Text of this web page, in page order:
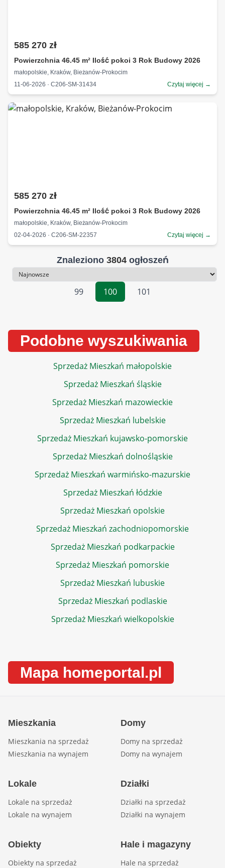
585 270 zł
Powierzchnia 46.45 m² Ilość pokoi 3 Rok Budowy 2026
małopolskie, Kraków, Bieżanów-Prokocim
11-06-2026 · C206-SM-31434
Czytaj więcej →
585 270 zł
Powierzchnia 46.45 m² Ilość pokoi 3 Rok Budowy 2026
małopolskie, Kraków, Bieżanów-Prokocim
02-04-2026 · C206-SM-22357
Czytaj więcej →
Znaleziono 3804ogłoszeń
Sortowanie
99
100 101
Podobne wyszukiwania
Sprzedaż Mieszkań małopolskie
Sprzedaż Mieszkań śląskie
Sprzedaż Mieszkań mazowieckie
Sprzedaż Mieszkań lubelskie
Sprzedaż Mieszkań kujawsko-pomorskie
Sprzedaż Mieszkań dolnośląskie
Sprzedaż Mieszkań warmińsko-mazurskie
Sprzedaż Mieszkań łódzkie
Sprzedaż Mieszkań opolskie
Sprzedaż Mieszkań zachodniopomorskie
Sprzedaż Mieszkań podkarpackie
Sprzedaż Mieszkań pomorskie
Sprzedaż Mieszkań lubuskie
Sprzedaż Mieszkań podlaskie
Sprzedaż Mieszkań wielkopolskie
Mapa homeportal.pl
Mieszkania
Mieszkania na sprzedaż
Mieszkania na wynajem
Domy
Domy na sprzedaż
Domy na wynajem
Lokale
Lokale na sprzedaż
Lokale na wynajem
Działki
Działki na sprzedaż
Działki na wynajem
Obiekty
Obiekty na sprzedaż
Hale i magazyny
Hale na sprzedaż